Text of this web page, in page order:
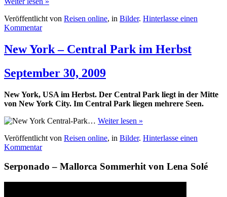
Veröffentlicht von Reisen online, in Bilder. Hinterlasse einen
Kommentar
New York – Central Park im Herbst
September 30, 2009
New York, USA im Herbst. Der Central Park liegt in der Mitte
von New York City. Im Central Park liegen mehrere Seen.
… Weiter lesen »
Veröffentlicht von Reisen online, in Bilder. Hinterlasse einen
Kommentar
Serponado – Mallorca Sommerhit von Lena Solé